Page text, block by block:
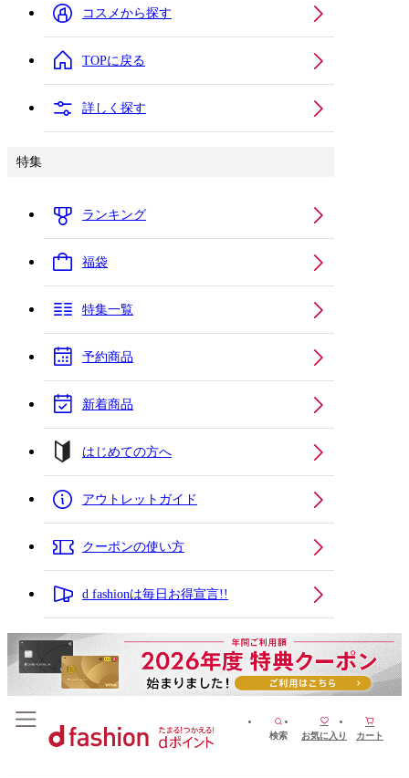
コスメから探す
TOPに戻る
詳しく探す
特集
ランキング
福袋
特集一覧
予約商品
新着商品
はじめての方へ
アウトレットガイド
クーポンの使い方
d fashionは毎日お得宣言!!
検索 お気に入り カート